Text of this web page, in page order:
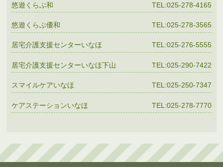
悠遊くらぶ和 TEL:025-278-4165
悠遊くらぶ優和 TEL:025-278-3565
居宅介護支援センターいなほ TEL:025-276-5555
居宅介護支援センターいなほ下山 TEL:025-290-7422
スマイルケアいなほ TEL:025-250-7347
ケアステーションいなほ TEL:025-278-7770